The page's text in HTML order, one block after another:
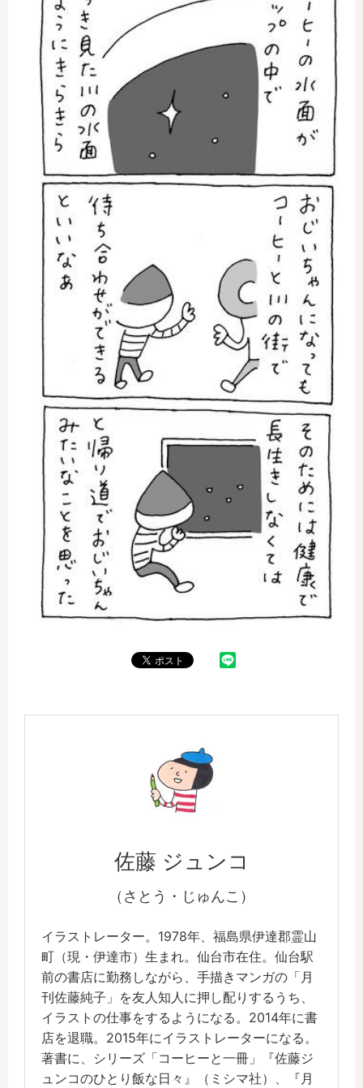
佐藤 ジュンコ
（さとう・じゅんこ）
イラストレーター。1978年、福島県伊達郡霊山
町（現・伊達市）生まれ。仙台市在住。仙台駅
前の書店に勤務しながら、手描きマンガの「月
刊佐藤純子」を友人知人に押し配りするうち、
イラストの仕事をするようになる。2014年に書
店を退職。2015年にイラストレーターになる。
著書に、シリーズ「コーヒーと一冊」『佐藤ジ
ュンコのひとり飯な日々』（ミシマ社）、『月